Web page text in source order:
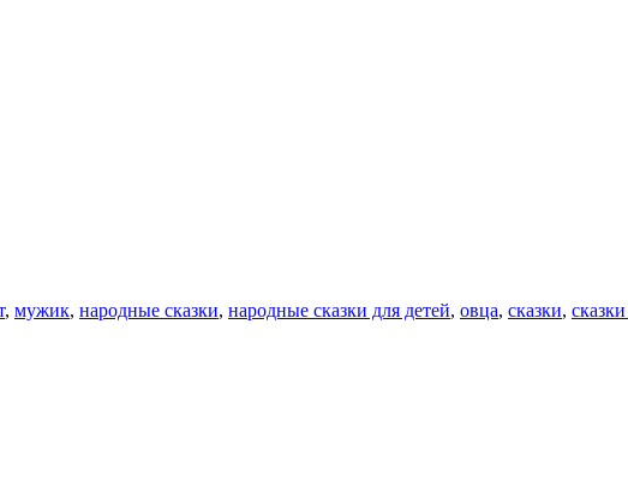
, мужик, народные сказки, народные сказки для детей, овца, сказки,